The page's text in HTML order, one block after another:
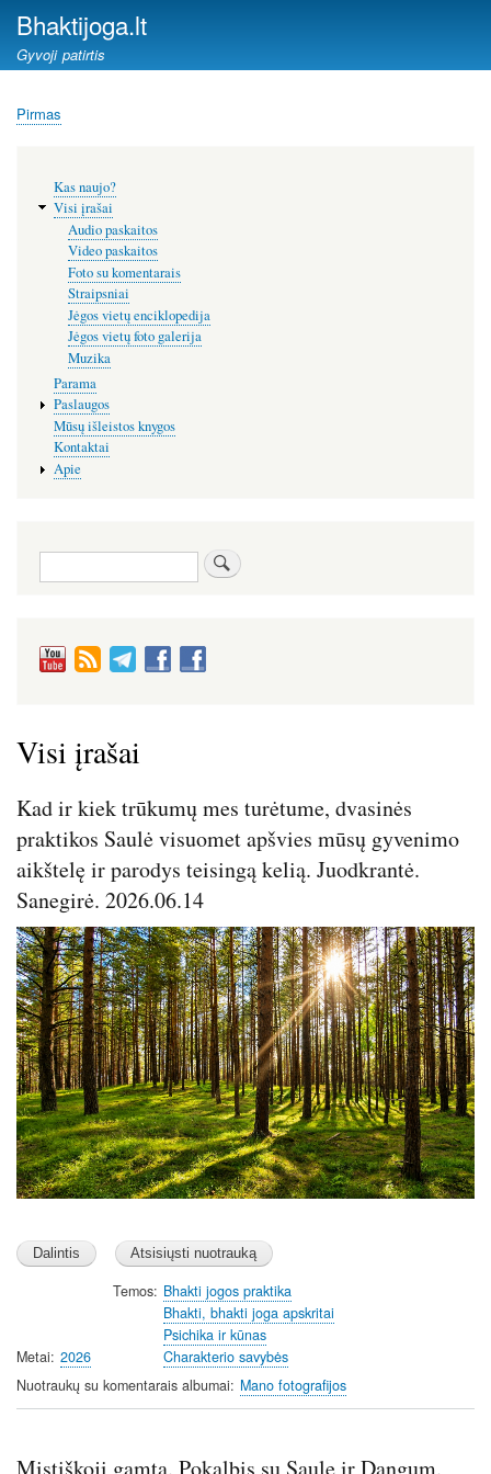
Bhaktijoga.lt
Gyvoji patirtis
Kelias
Pirmas
Visi įrašai
Kad ir kiek trūkumų mes turėtume, dvasinės
praktikos Saulė visuomet apšvies mūsų gyvenimo
aikštelę ir parodys teisingą kelią. Juodkrantė.
Sanegirė. 2026.06.14
Image
Metai 2026
Temos Bhakti jogos praktika
Bhakti, bhakti joga apskritai
Psichika ir kūnas
Charakterio savybės
Nuotraukų su komentarais albumai
Mano fotografijos
Mistiškoji gamta. Pokalbis su Saule ir Dangum.
meniu
Kas naujo?
Visi įrašai
Audio paskaitos
Video paskaitos
Foto su komentarais
Straipsniai
Jėgos vietų enciklopedija
Jėgos vietų foto galerija
Muzika
Parama
Paslaugos
Mūsų išleistos knygos
Kontaktai
Apie
Paieška